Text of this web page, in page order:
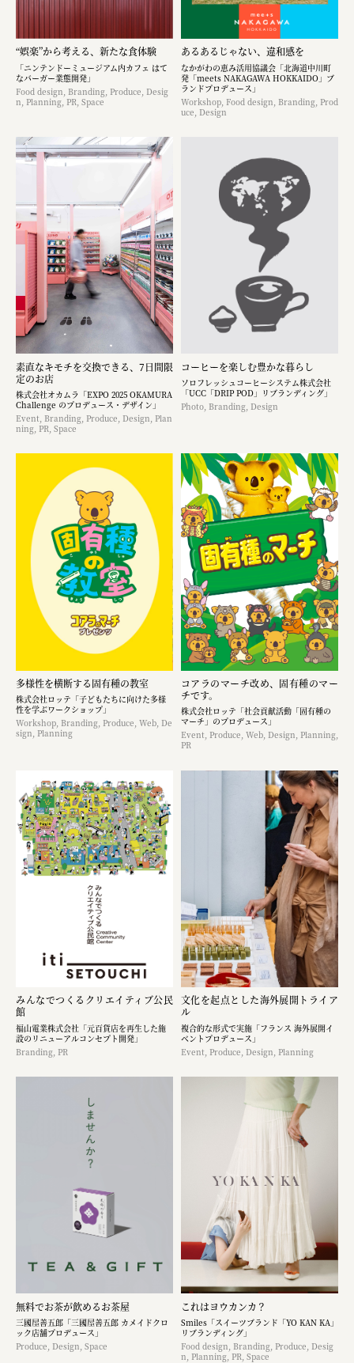
“娯楽”から考える、新たな食体験
「ニンテンドーミュージアム内カフェ はて
なバーガー業態開発」
Food design, Branding, Produce, Desig
n, Planning, PR, Space
あるあるじゃない、違和感を
なかがわの恵み活用協議会「北海道中川町
発「meets NAKAGAWA HOKKAIDO」ブ
ランドプロデュース」
Workshop, Food design, Branding, Prod
uce, Design
素直なキモチを交換できる、7日間限
定のお店
株式会社オカムラ「EXPO 2025 OKAMURA
Challenge のプロデュース・デザイン」
Event, Branding, Produce, Design, Plan
ning, PR, Space
コーヒーを楽しむ豊かな暮らし
ソロフレッシュコーヒーシステム株式会社
「UCC「DRIP POD」リブランディング」
Photo, Branding, Design
多様性を横断する固有種の教室
株式会社ロッテ「子どもたちに向けた多様
性を学ぶワークショップ」
Workshop, Branding, Produce, Web, De
sign, Planning
コアラのマーチ改め、固有種のマー
チです。
株式会社ロッテ「社会貢献活動「固有種の
マーチ」のプロデュース」
Event, Produce, Web, Design, Planning,
PR
みんなでつくるクリエイティブ公民
館
福山電業株式会社「元百貨店を再生した施
設のリニューアルコンセプト開発」
Branding, PR
文化を起点とした海外展開トライア
ル
複合的な形式で実施「フランス 海外展開イ
ベントプロデュース」
Event, Produce, Design, Planning
無料でお茶が飲めるお茶屋
三國屋善五郎「三國屋善五郎 カメイドクロ
ック店舗プロデュース」
Produce, Design, Space
これはヨウカンカ？
Smiles「スイーツブランド「YO KAN KA」
リブランディング」
Food design, Branding, Produce, Desig
n, Planning, PR, Space